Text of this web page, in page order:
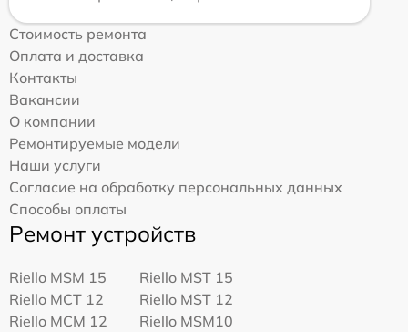
Стоимость ремонта
Оплата и доставка
Контакты
Вакансии
О компании
Ремонтируемые модели
Наши услуги
Согласие на обработку персональных данных
Способы оплаты
Ремонт устройств
Riello MSM 15
Riello MST 15
Riello MCT 12
Riello MST 12
Riello MCM 12
Riello MSM10